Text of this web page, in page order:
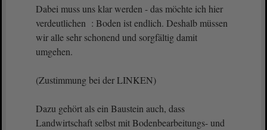
Dabei muss uns klar werden - das möchte ich hier
verdeutlichen : Boden ist endlich. Deshalb müssen
wir alle sehr schonend und sorgfältig damit
umgehen.
(Zustimmung bei der LINKEN)
Dazu gehört als ein Baustein auch, dass
Landwirtschaft selbst mit Bodenbearbeitungs- und